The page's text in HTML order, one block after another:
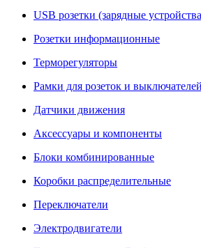
USB розетки (зарядные
Розетки информационные
Терморегуляторы
Рамки для розеток и выключателей
Датчики движения
Аксессуары и компоненты
Блоки комбинированные
Коробки распределительные
Переключатели
Электродвигатели